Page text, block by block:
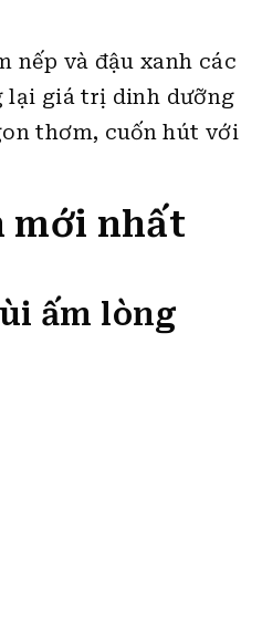
nếp và đậu xanh các
lại giá trị dinh dưỡng
thơm, cuốn hút với
mới nhất
ấm lòng